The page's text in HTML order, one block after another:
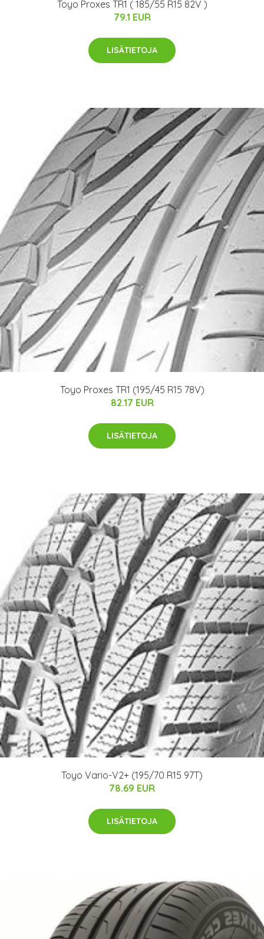
Toyo Proxes TR1 ( 185/55 R15 82V )
79.1 EUR
LISÄTIETOJA
Toyo Proxes TR1 (195/45 R15 78V)
82.17 EUR
LISÄTIETOJA
Toyo Vario-V2+ (195/70 R15 97T)
78.69 EUR
LISÄTIETOJA